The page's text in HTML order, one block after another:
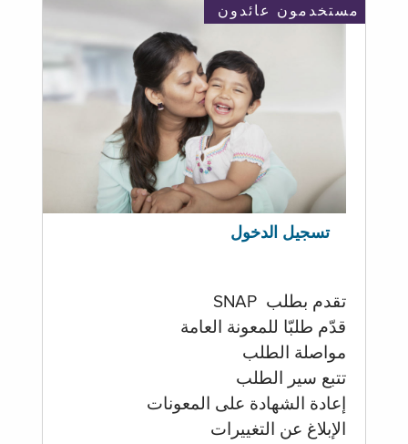
مستخدمون عائدون
تسجيل الدخول
تقدم بطلب SNAP
قدّم طلبّا للمعونة العامة
مواصلة الطلب
تتبع سير الطلب
إعادة الشهادة على المعونات
الإبلاغ عن التغييرات